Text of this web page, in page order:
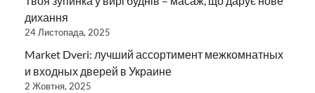
дихання
24 Листопада, 2025
Market Dveri: лучший ассортимент межкомнатных
и входных дверей в Украине
2 Жовтня, 2025